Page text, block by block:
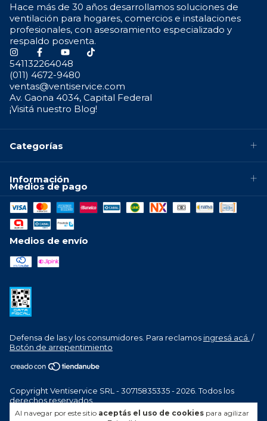
Al navegar por este sitio aceptás el uso de cookies para agilizar
Hace más de 30 años desarrollamos soluciones de
ventilación para hogares, comercios e instalaciones
profesionales, con asesoramiento especializado y
respaldo posventa.
541132264048
(011) 4672-9480
ventas@ventiservice.com
Av. Gaona 4034, Capital Federal
¡Visitá nuestro Blog!
Categorías
Información
Medios de pago
Medios de envío
Defensa de las y los consumidores. Para reclamos ingresá acá. /
Botón de arrepentimiento
Copyright Ventiservice SRL - 30715835335 - 2026. Todos los
derechos reservados.